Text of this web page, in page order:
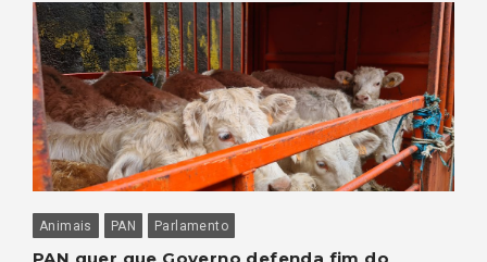
Animais PAN Parlamento